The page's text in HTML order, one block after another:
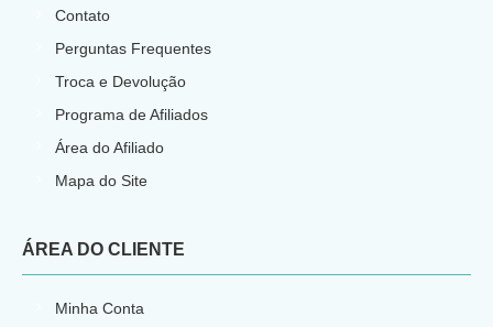
Contato
Perguntas Frequentes
Troca e Devolução
Programa de Afiliados
Área do Afiliado
Mapa do Site
ÁREA DO CLIENTE
Minha Conta